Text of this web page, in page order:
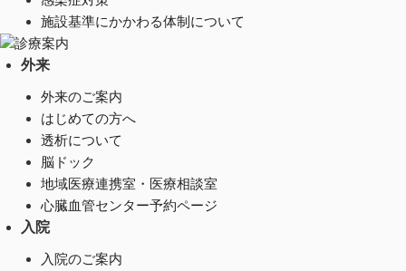
施設基準にかかわる体制について
診療案内
外来
外来のご案内
はじめての方へ
透析について
脳ドック
地域医療連携室・医療相談室
心臓血管センター予約ページ
入院
入院のご案内